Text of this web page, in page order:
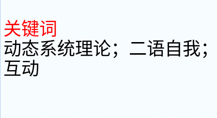
关键词
动态系统理论；二语自我
互动